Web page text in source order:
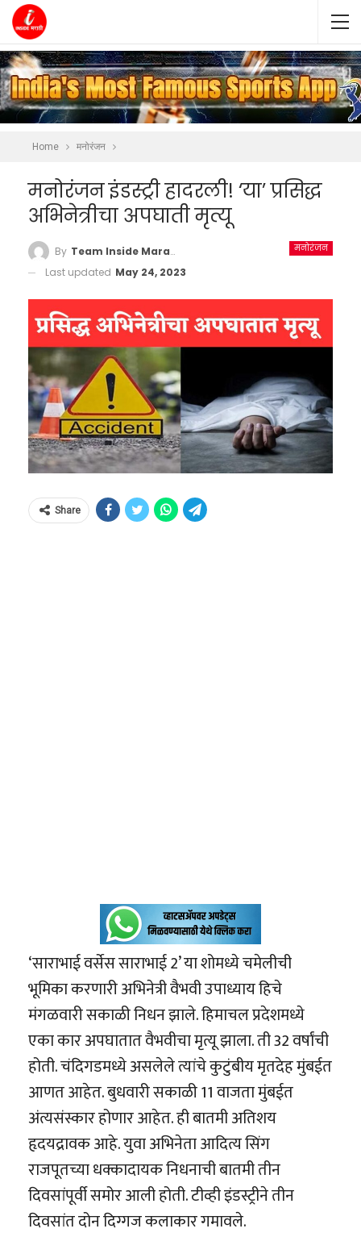
Home मनोरंजन
मनोरंजन इंडस्ट्री हादरली! ‘या’ प्रसिद्ध
अभिनेत्रीचा अपघाती मृत्यू
मनोरंजन
By Team Inside Marathi
Last updated May 24, 2023
Share
‘साराभाई वर्सेस साराभाई 2’ या शोमध्ये चमेलीची
भूमिका करणारी अभिनेत्री वैभवी उपाध्याय हिचे
मंगळवारी सकाळी निधन झाले. हिमाचल प्रदेशमध्ये
एका कार अपघातात वैभवीचा मृत्यू झाला. ती 32 वर्षांची
होती. चंदिगडमध्ये असलेले त्यांचे कुटुंबीय मृतदेह मुंबईत
आणत आहेत. बुधवारी सकाळी 11 वाजता मुंबईत
अंत्यसंस्कार होणार आहेत. ही बातमी अतिशय
हृदयद्रावक आहे. युवा अभिनेता आदित्य सिंग
राजपूतच्या धक्कादायक निधनाची बातमी तीन
दिवसांपूर्वी समोर आली होती. टीव्ही इंडस्ट्रीने तीन
दिवसांत दोन दिग्गज कलाकार गमावले.